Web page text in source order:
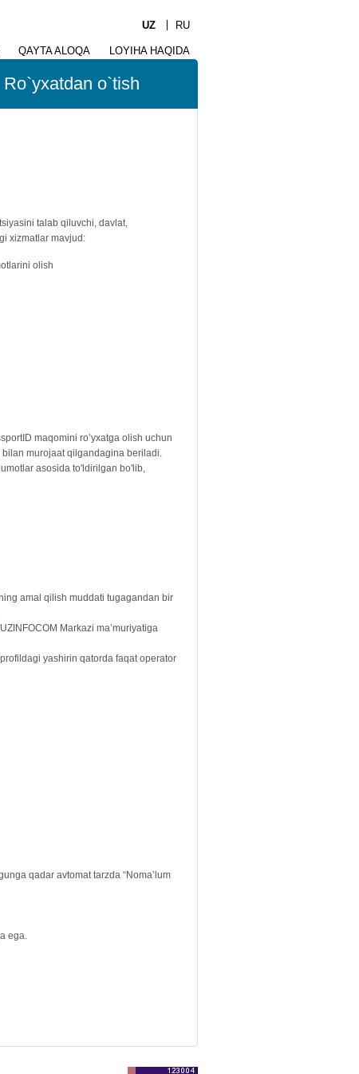
UZ RU
QAYTA ALOQA LOYIHA HAQIDA
Ro`yxatdan o`tish
talab qiluvchi, davlat,
xizmatlar mavjud:
olish
maqomini ro’yxatga olish uchun
bilan murojaat qilgandagina beriladi.
asosida to'ldirilgan bo'lib,
amal qilish muddati tugagandan bir
Markazi ma’muriyatiga
yashirin qatorda faqat operator
qadar avtomat tarzda “Noma’lum
ega.